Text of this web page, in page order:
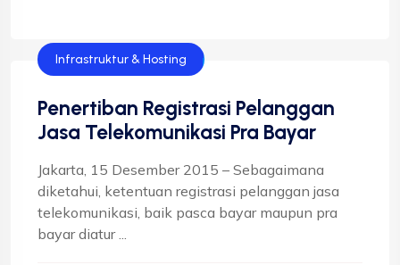
Infrastruktur & Hosting
Penertiban Registrasi Pelanggan
Jasa Telekomunikasi Pra Bayar
Jakarta, 15 Desember 2015 – Sebagaimana
diketahui, ketentuan registrasi pelanggan jasa
telekomunikasi, baik pasca bayar maupun pra
bayar diatur ...